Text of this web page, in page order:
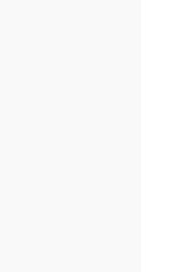
data in this